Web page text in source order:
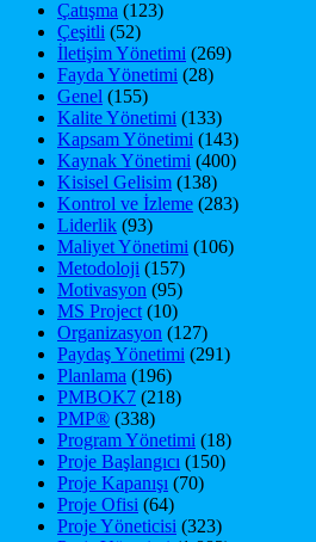
Çatışma (123)
Çeşitli (52)
İletişim Yönetimi (269)
Fayda Yönetimi (28)
Genel (155)
Kalite Yönetimi (133)
Kapsam Yönetimi (143)
Kaynak Yönetimi (400)
Kisisel Gelisim (138)
Kontrol ve İzleme (283)
Liderlik (93)
Maliyet Yönetimi (106)
Metodoloji (157)
Motivasyon (95)
MS Project (10)
Organizasyon (127)
Paydaş Yönetimi (291)
Planlama (196)
PMBOK7 (218)
PMP® (338)
Program Yönetimi (18)
Proje Başlangıcı (150)
Proje Kapanışı (70)
Proje Ofisi (64)
Proje Yöneticisi (323)